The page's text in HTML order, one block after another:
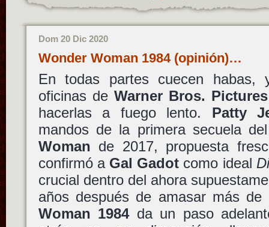
Dom 20 Dic 2020
Wonder Woman 1984 (opinión)…
En todas partes cuecen
oficinas de Warner Bros. Pictures
hacerlas a fuego lento. Patty
mandos de la primera secuela
Woman de 2017, propuesta
confirmó a Gal Gadot como ideal
crucial dentro del ahora
años después de amasar más
Woman 1984da un paso